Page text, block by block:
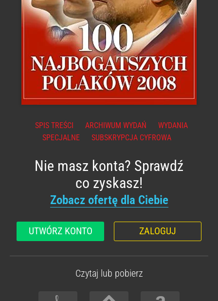
SPIS TREŚCI ARCHIWUM WYDAŃ
WYDANIA
SPECJALNE
SUBSKRYPCJA CYFROWA
Nie masz konta? Sprawdź
co zyskasz!
Zobacz ofertę dla Ciebie
UTWÓRZ KONTO ZALOGUJ
Czytaj lub pobierz